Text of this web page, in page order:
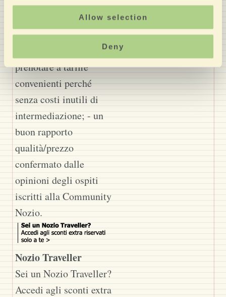
Allow selection
Deny
questo hotel perché ti
offre: - un suo Sito
Ufficiale di qualità dove
prenotare a tariffe
convenienti perché
senza costi inutili di
intermediazione; - un
buon rapporto
qualità/prezzo
confermato dalle
opinioni degli ospiti
iscritti alla Community
Nozio.
Nozio Traveller
Sei un Nozio Traveller?
Accedi agli sconti extra